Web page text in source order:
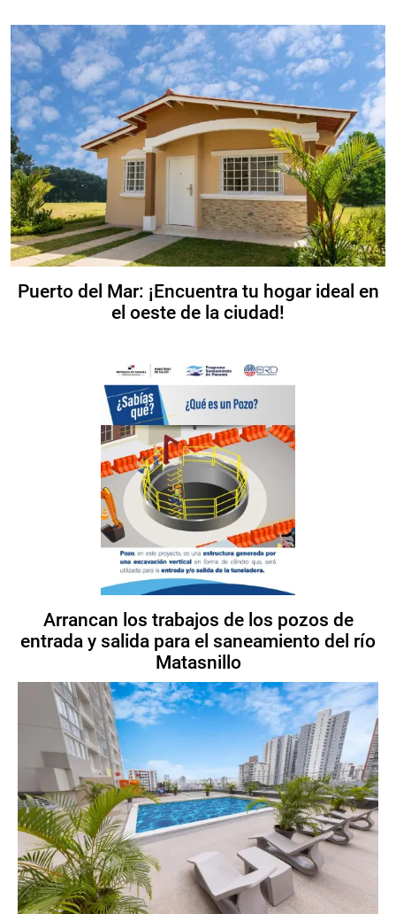
Puerto del Mar: ¡Encuentra tu hogar ideal en
el oeste de la ciudad!
Arrancan los trabajos de los pozos de
entrada y salida para el saneamiento del río
Matasnillo